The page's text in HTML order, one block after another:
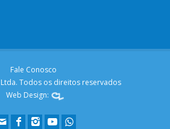
Fale Conosco
Todos os direitos reservados
Web Design: